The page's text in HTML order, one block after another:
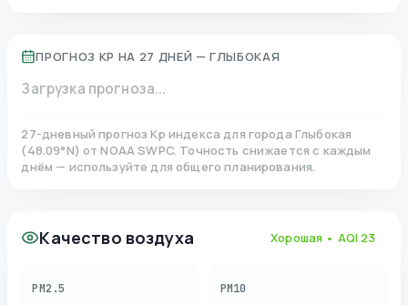
ПРОГНОЗ KP НА 27 ДНЕЙ — ГЛЫБОКАЯ
Загрузка прогноза...
27-дневный прогноз Kp индекса для города Глыбокая
(48.09°N)от NOAA SWPC. Точность снижается с каждым
днём — используйте для общего планирования.
Качество воздуха Хорошая • AQI 23
PM2.5 PM10